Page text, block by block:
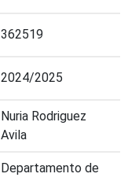
362519
2024/2025
Nuria Rodriguez
Avila
Departamento de